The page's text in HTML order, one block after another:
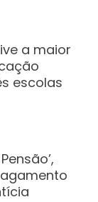
a maior
escolas